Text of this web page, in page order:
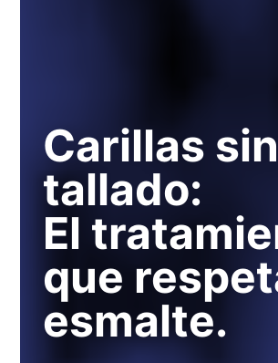
Carillas sin
tallado:
El
que
esmalte.